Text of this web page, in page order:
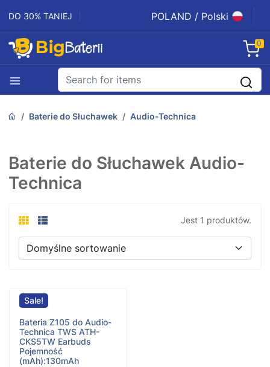
DO 30% TANIEJ POLAND / Polski
0
Baterie do Słuchawek Audio-Technica
Baterie do Słuchawek Audio-
Technica
Jest 1 produktów.
Sale!
Bateria Z105 do Audio-
Technica TWS ATH-
CKS5TW Earbuds
Pojemność
(mAh):130mAh